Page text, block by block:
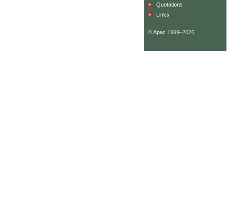
Quotations
Links
© Арас 1999–2026